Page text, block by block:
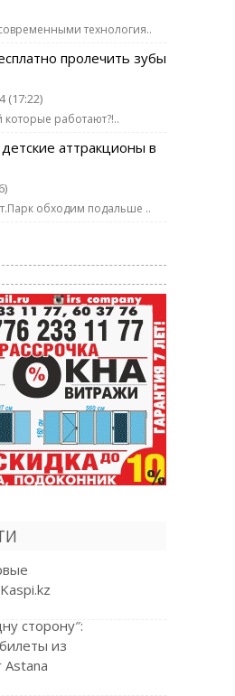
технология..
пролечить зубы
(17:22)
работают?!..
аттракционы в
обходим подальше ..
сторону″:
из
Astana